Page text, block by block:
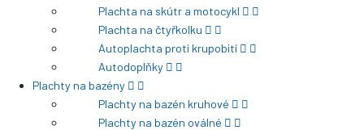
Plachta na skútr a motocykl
Plachta na čtyřkolku
Autoplachta proti krupobití
Autodoplňky
Plachty na bazény
Plachty na bazén kruhové
Plachty na bazén oválné